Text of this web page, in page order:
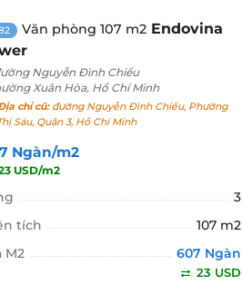
Văn phòng 107 m2 Endovina
Nguyễn Đình Chiểu
Xuân Hòa, Hồ Chí Minh
chỉ cũ:đường Nguyễn Đình Chiểu, Phường
Sáu, Quận 3, Hồ Chí Minh
Ngàn/m2
USD/m2
3
tích
107 m2
M2
607 Ngàn
23 USD